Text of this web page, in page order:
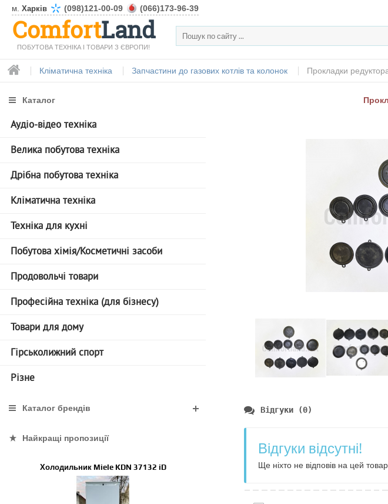
м. Харків (098)121-00-09 (066)173-96-39
ComfortLand
ПОБУТОВА ТЕХНІКА І ТОВАРИ З ЄВРОПИ!
Кліматична техніка Запчастини до газових котлів та колонок Прокладки
Відгуки (0)
Відгуки відсутні!
Ще ніхто не відповів на цей
Каталог
Аудіо-відео техніка
Велика побутова техніка
Дрібна побутова техніка
Кліматична техніка
Техніка для кухні
Побутова хімія/Косметичні засоби
Продовольчі товари
Професійна техніка (для бізнесу)
Товари для дому
Гірськолижний спорт
Різне
Каталог брендів
Найкращі пропозиції
Холодильник Miele KDN 37132 iD